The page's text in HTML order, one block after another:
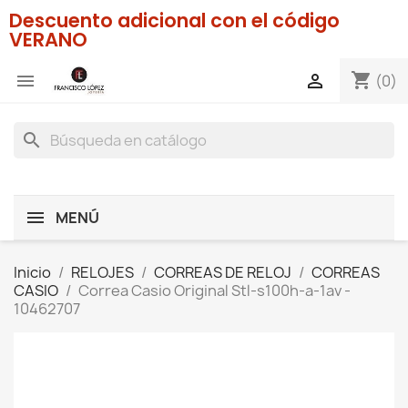
Descuento adicional con el código
VERANO
 shopping_cart (0)

search
MENÚ
Inicio RELOJES CORREAS DE RELOJ
CORREAS
CASIO
Correa Casio Original Stl-s100h-a-1av -
10462707